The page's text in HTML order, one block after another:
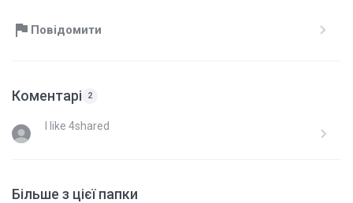
Повідомити
Коментарі 2
I like 4shared
Більше з цієї папки